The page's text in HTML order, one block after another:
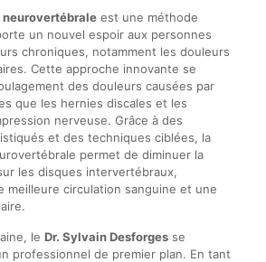
est une méthode
un nouvel espoir aux personnes
chroniques, notamment les douleurs
Cette approche innovante se
des douleurs causées par
que les hernies discales et les
nerveuse. Grâce à des
et des techniques ciblées, la
permet de diminuer la
les disques intervertébraux,
meilleure circulation sanguine et une
le Dr. Sylvain Desforgesse
professionnel de premier plan. En tant